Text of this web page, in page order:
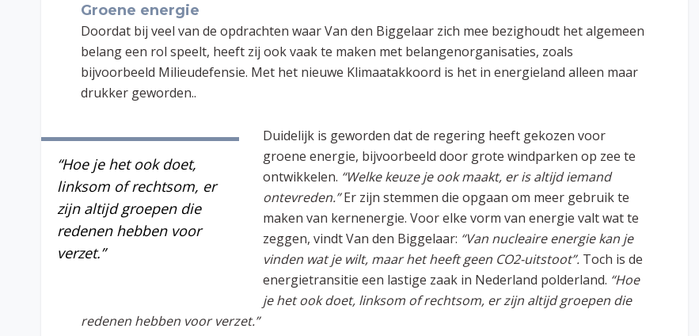
Groene energie
Doordat bij veel van de opdrachten waar Van den Biggelaar zich mee bezighoudt het algemeen
belang een rol speelt, heeft zij ook vaak te maken met belangenorganisaties, zoals
bijvoorbeeld Milieudefensie. Met het nieuwe Klimaatakkoord is het in energieland alleen maar
drukker geworden..
“Hoe je het ook doet,
linksom of rechtsom, er
zijn altijd groepen die
redenen hebben voor
verzet.”
Duidelijk is geworden dat de regering heeft gekozen voor
groene energie, bijvoorbeeld door grote windparken op zee te
ontwikkelen. “Welke keuze je ook maakt, er is altijd iemand
ontevreden.”Er zijn stemmen die opgaan om meer gebruik te
maken van kernenergie. Voor elke vorm van energie valt wat te
zeggen, vindt Van den Biggelaar: “Van nucleaire energie kan je
vinden wat je wilt, maar het heeft geen CO2-uitstoot”. Toch is de
energietransitie een lastige zaak in Nederland polderland. “Hoe
je het ook doet, linksom of rechtsom, er zijn altijd groepen die
redenen hebben voor verzet.”